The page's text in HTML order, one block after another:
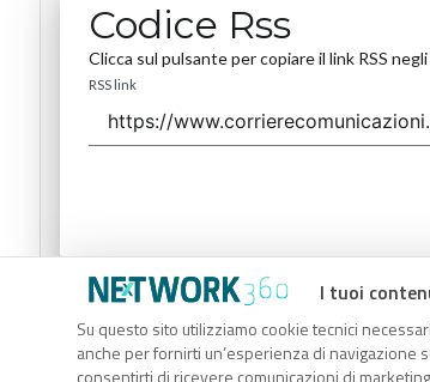
I tuoi
Su questo sito utilizziamo cookie tecnici
anche per fornirti un’esperienza di
consentirti di ricevere comunicazioni di
Codice Rss
Clicca sul pulsante per copiare il link RSS
RSS link
Codice Rss
Clicca sul pulsante per copiare il link RSS
RSS link